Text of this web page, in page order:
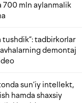
700 mln aylanmalik
tushdik”: tadbirkorlar
demontaj
sun’iy intellekt,
hamda shaxsiy